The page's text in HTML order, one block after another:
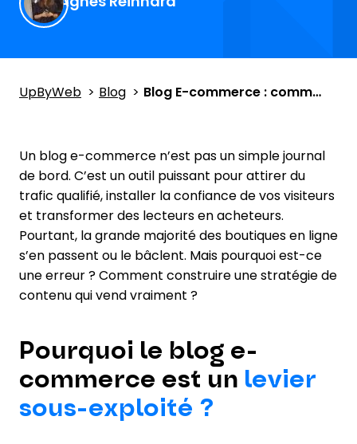
UpByWeb Blog Blog E-commerce : comment l’utiliser pour vendre plus ?
Un blog e-commerce n’est pas un simple journal
de bord. C’est un outil puissant pour attirer du
trafic qualifié, installer la confiance de vos visiteurs
et transformer des lecteurs en acheteurs.
Pourtant, la grande majorité des boutiques en ligne
s’en passent ou le bâclent. Mais pourquoi est-ce
une erreur ? Comment construire une stratégie de
contenu qui vend vraiment ?
Pourquoi le blog e-
commerce est un levier
sous-exploité ?